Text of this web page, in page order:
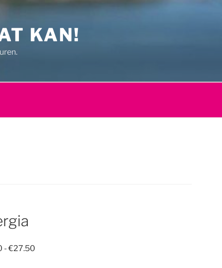
KAN!
- €27.50Prijsklasse: